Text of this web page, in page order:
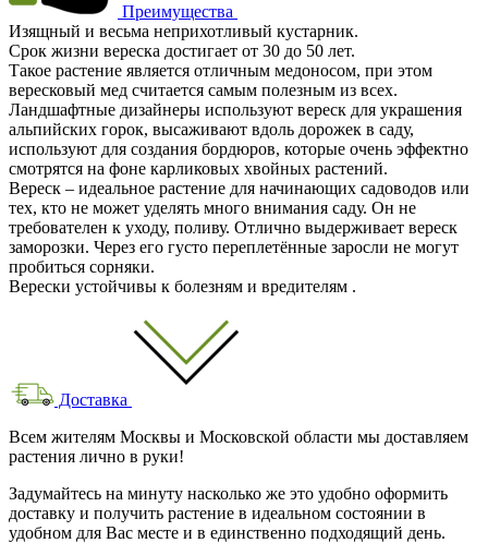
Преимущества
Изящный и весьма неприхотливый кустарник.
Срок жизни вереска достигает от 30 до 50 лет.
Такое растение является отличным медоносом, при этом
вересковый мед считается самым полезным из всех.
Ландшафтные дизайнеры используют вереск для украшения
альпийских горок, высаживают вдоль дорожек в саду,
используют для создания бордюров, которые очень эффектно
смотрятся на фоне карликовых хвойных растений.
Вереск – идеальное растение для начинающих садоводов или
тех, кто не может уделять много внимания саду. Он не
требователен к уходу, поливу. Отлично выдерживает вереск
заморозки. Через его густо переплетённые заросли не могут
пробиться сорняки.
Верески устойчивы к болезням и вредителям .
Доставка
Всем жителям Москвы и Московской области мы доставляем
растения лично в руки!
Задумайтесь на минуту насколько же это удобно оформить
доставку и получить растение в идеальном состоянии в
удобном для Вас месте и в единственно подходящий день.